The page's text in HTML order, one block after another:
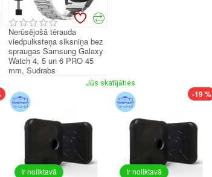
Nerūsējošā tērauda
viedpulksteņa siksniņa bez
spraugas Samsung Galaxy
Watch 4, 5 un 6 PRO 45
mm, Sudrabs
Jūs skatījāties
Ir noliktavā Ir noliktavā
-19 %